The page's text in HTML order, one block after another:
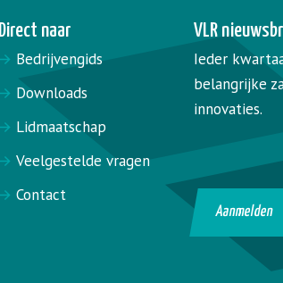
Direct naar
Bedrijvengids
Downloads
Lidmaatschap
Veelgestelde vragen
Contact
VLR
Ieder
belangrijke
innovaties.
Aanmelden